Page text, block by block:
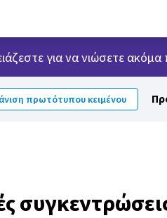
για να νιώσετε
πρωτότυπου κειμένου